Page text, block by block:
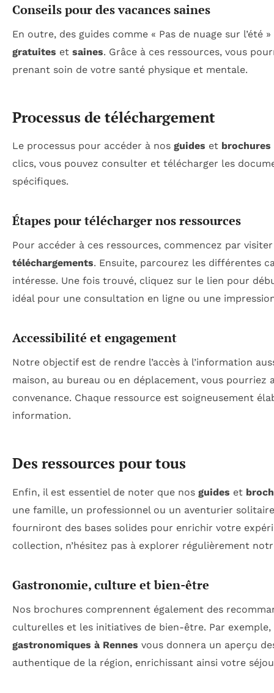
Conseils pour des vacances saines
En outre, des guides comme « Pas de nuage sur
gratuites et saines. Grâce à ces ressources, vous
prenant soin de votre santé physique et mentale.
Processus de téléchargement
Le processus pour accéder à nos guides et brochures
clics, vous pouvez consulter et télécharger les
spécifiques.
Étapes pour télécharger nos ressources
Pour accéder à ces ressources, commencez par
téléchargements. Ensuite, parcourez les différentes
intéresse. Une fois trouvé, cliquez sur le lien pour
idéal pour une consultation en ligne ou une
Accessibilité et engagement
Notre objectif est de rendre l’accès à l’information
maison, au bureau ou en déplacement, vous pourriez
convenance. Chaque ressource est soigneusement
information.
Des ressources pour tous
Enfin, il est essentiel de noter que nos guides et
une famille, un professionnel ou un aventurier
fourniront des bases solides pour enrichir votre
collection, n’hésitez pas à explorer régulièrement
Gastronomie, culture et bien-être
Nos brochures comprennent également des
culturelles et les initiatives de bien-être. Par
gastronomiques à Rennes vous donnera un aperçu
authentique de la région, enrichissant ainsi votre